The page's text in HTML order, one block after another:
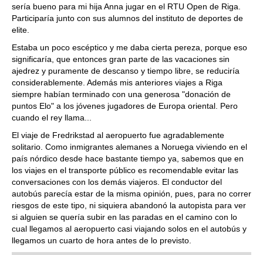
sería bueno para mi hija Anna jugar en el RTU Open de Riga.
Participaría junto con sus alumnos del instituto de deportes de
elite.
Estaba un poco escéptico y me daba cierta pereza, porque eso
significaría, que entonces gran parte de las vacaciones sin
ajedrez y puramente de descanso y tiempo libre, se reduciría
considerablemente. Además mis anteriores viajes a Riga
siempre habían terminado con una generosa "donación de
puntos Elo" a los jóvenes jugadores de Europa oriental. Pero
cuando el rey llama...
El viaje de Fredrikstad al aeropuerto fue agradablemente
solitario. Como inmigrantes alemanes a Noruega viviendo en el
país nórdico desde hace bastante tiempo ya, sabemos que en
los viajes en el transporte público es recomendable evitar las
conversaciones con los demás viajeros. El conductor del
autobús parecía estar de la misma opinión, pues, para no correr
riesgos de este tipo, ni siquiera abandonó la autopista para ver
si alguien se quería subir en las paradas en el camino con lo
cual llegamos al aeropuerto casi viajando solos en el autobús y
llegamos un cuarto de hora antes de lo previsto.